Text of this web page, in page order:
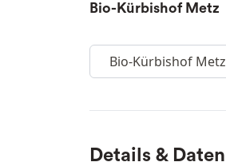
Bio-Kürbishof Metz
Bio-Kürbishof Metz
Details & Daten